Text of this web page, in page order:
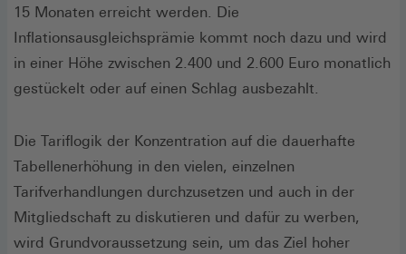
15 Monaten erreicht werden. Die
Inflationsausgleichsprämie kommt noch dazu und wird
in einer Höhe zwischen 2.400 und 2.600 Euro monatlich
gestückelt oder auf einen Schlag ausbezahlt.
Die Tariflogik der Konzentration auf die dauerhafte
Tabellenerhöhung in den vielen, einzelnen
Tarifverhandlungen durchzusetzen und auch in der
Mitgliedschaft zu diskutieren und dafür zu werben,
wird Grundvoraussetzung sein, um das Ziel hoher